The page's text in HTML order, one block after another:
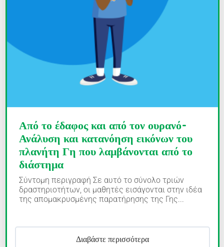
Από το έδαφος και από τον ουρανό-
Ανάλυση και κατανόηση εικόνων του
πλανήτη Γη που λαμβάνονται από το
διάστημα
Σύντομη περιγραφή Σε αυτό το σύνολο τριών
δραστηριοτήτων, οι μαθητές εισάγονται στην ιδέα
της απομακρυσμένης παρατήρησης της Γης...
Διαβάστε περισσότερα